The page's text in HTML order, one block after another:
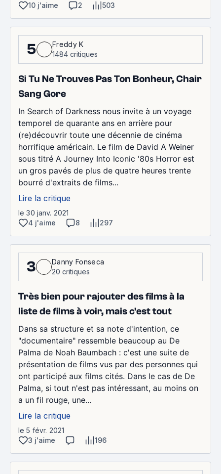
10 j'aime
2 503
5
Freddy K
1484 critiques
Si Tu Ne Trouves Pas Ton Bonheur, Chair
Sang Gore
In Search of Darkness nous invite à un voyage
temporel de quarante ans en arrière pour
(re)découvrir toute une décennie de cinéma
horrifique américain. Le film de David A Weiner
sous titré A Journey Into Iconic '80s Horror est
un gros pavés de plus de quatre heures trente
bourré d'extraits de films...
Lire la critique
le 30 janv. 2021
4 j'aime
8 297
3
Danny Fonseca
20 critiques
Très bien pour rajouter des films à la
liste de films à voir, mais c'est tout
Dans sa structure et sa note d'intention, ce
"documentaire" ressemble beaucoup au De
Palma de Noah Baumbach : c'est une suite de
présentation de films vus par des personnes qui
ont participé aux films cités. Dans le cas de De
Palma, si tout n'est pas intéressant, au moins on
a un fil rouge, une...
Lire la critique
le 5 févr. 2021
3 j'aime
196